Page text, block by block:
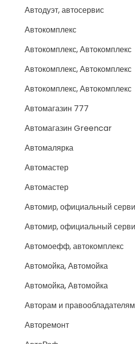
Автодуэт, автосервис
Автокомплекс
Автокомплекс, Автокомплекс
Автокомплекс, Автокомплекс
Автокомплекс, Автокомплекс
Автомагазин 777
Автомагазин Greencar
Автомалярка
Автомастер
Автомастер
Автомир, официальный
Автомир, официальный
Автомоефф, автокомплекс
Автомойка, Автомойка
Автомойка, Автомойка
Авторам и правообладателям
Авторемонт